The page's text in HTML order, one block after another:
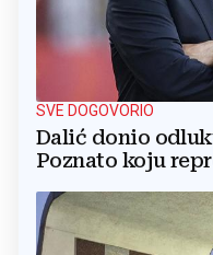
SVE DOGOVORIO
Dalić donio
Poznato koju